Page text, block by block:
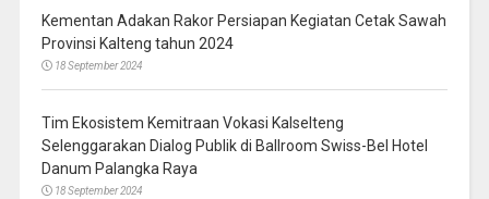
Kementan Adakan Rakor Persiapan Kegiatan Cetak Sawah
Provinsi Kalteng tahun 2024
18 September 2024
Tim Ekosistem Kemitraan Vokasi Kalselteng
Selenggarakan Dialog Publik di Ballroom Swiss-Bel Hotel
Danum Palangka Raya
18 September 2024